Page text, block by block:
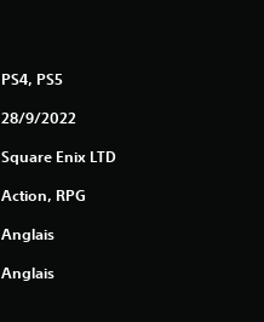
PS4, PS5
28/9/2022
Square Enix LTD
Action, RPG
Anglais
Anglais